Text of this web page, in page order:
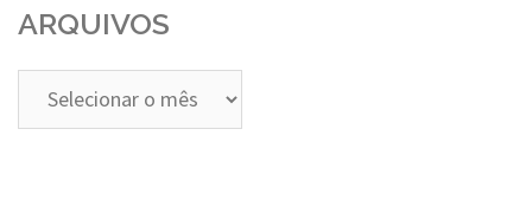
ARQUIVOS
Arquivos